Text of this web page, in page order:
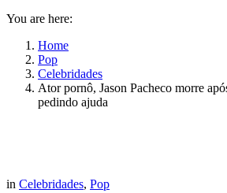
You are here:
Home
Pop
Celebridades
Ator pornô, Jason Pacheco morre
pedindo ajuda
in Celebridades, Pop